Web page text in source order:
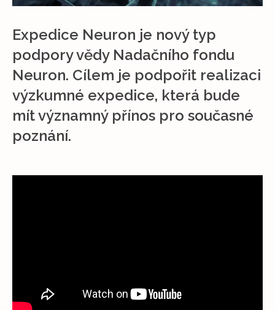
Expedice Neuron je nový typ
podpory vědy Nadačního fondu
Neuron. Cílem je podpořit realizaci
výzkumné expedice, která bude
mít významný přínos pro současné
poznání.